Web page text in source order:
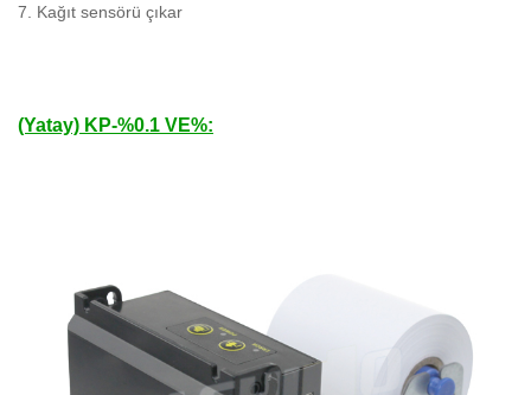
7. Kağıt sensörü çıkar
(Yatay) KP-%0.1 VE%: